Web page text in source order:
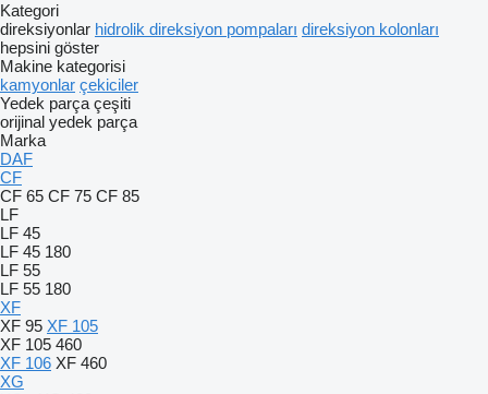
Kategori
direksiyonlar hidrolik direksiyon pompaları direksiyon kolonları
hepsini göster
Makine kategorisi
kamyonlar çekiciler
Yedek parça çeşiti
orijinal yedek parça
Marka
DAF
CF
CF 65 CF 75 CF 85
LF
LF 45
LF 45 180
LF 55
LF 55 180
XF
XF 95 XF 105
XF 105 460
XF 106 XF 460
XG